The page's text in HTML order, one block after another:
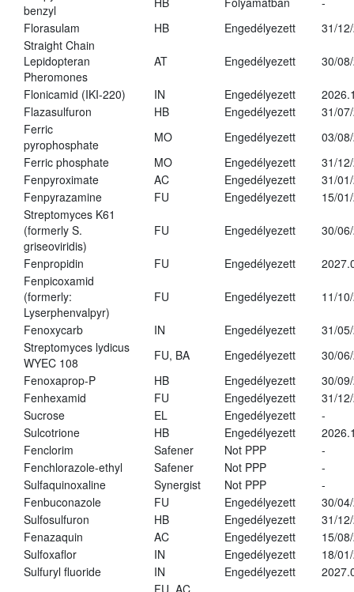
benzyl
Florasulam
HB Engedélyezett
31/
Straight Chain
Lepidopteran
Pheromones
AT Engedélyezett 30/
Flonicamid (IKI-220) IN Engedélyezett
Flazasulfuron
HB Engedélyezett
31/
Ferric
pyrophosphate
MO Engedélyezett
03/
Ferric phosphate
MO Engedélyezett
31/
Fenpyroximate
AC Engedélyezett
31/
Fenpyrazamine
FU Engedélyezett
15/
Streptomyces K61
(formerly S.
griseoviridis)
FU Engedélyezett 30/
Fenpropidin FU Engedélyezett
Fenpicoxamid
(formerly:
Lyserphenvalpyr)
FU Engedélyezett 11/
Fenoxycarb IN Engedélyezett
31/
Streptomyces lydicus
WYEC 108
FU, BA Engedélyezett
30/
Fenoxaprop-P
HB Engedélyezett
30/
Fenhexamid
FU Engedélyezett
31/
Sucrose
EL Engedélyezett
-
Sulcotrione
HB Engedélyezett
Fenclorim
Safener Not PPP
-
Fenchlorazole-ethyl
Safener Not PPP
-
Sulfaquinoxaline
Synergist Not PPP
-
Fenbuconazole
FU Engedélyezett
30/
Sulfosulfuron
HB Engedélyezett
31/
Fenazaquin
AC Engedélyezett
15/
Sulfoxaflor
IN Engedélyezett
18/
Sulfuryl fluoride
IN Engedélyezett